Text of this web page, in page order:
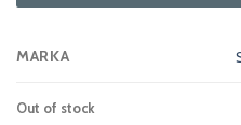
MARKA
Out of stock